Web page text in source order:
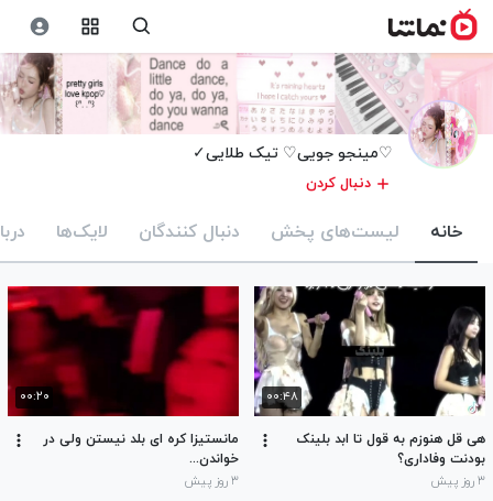
♡مینجو جویی♡ تیک طلایی✓
دنبال کردن
خانه لیست‌های پخش دنبال کنندگان لایک‌ها
۰۰:۴۸
هی قل هنوزم به قول تا ابد بلینک
بودنت وفاداری؟
۳ روز پیش
۰۰:۲۰
مانستیزا کره ای بلد نیستن ولی در
خواندن...
۳ روز پیش